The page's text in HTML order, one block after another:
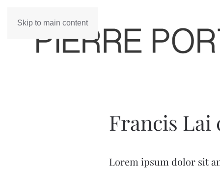
Skip to main content
Francis Lai
Lorem ipsum dolor sit